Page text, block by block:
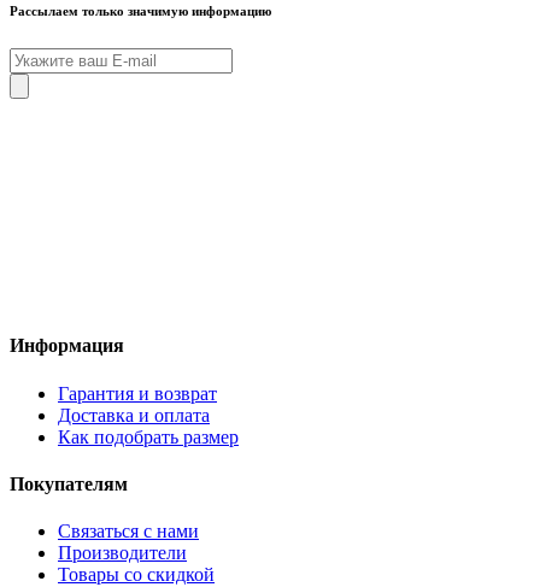
Рассылаем только значимую информацию
Информация
Гарантия и возврат
Доставка и оплата
Как подобрать размер
Покупателям
Связаться с нами
Производители
Товары со скидкой